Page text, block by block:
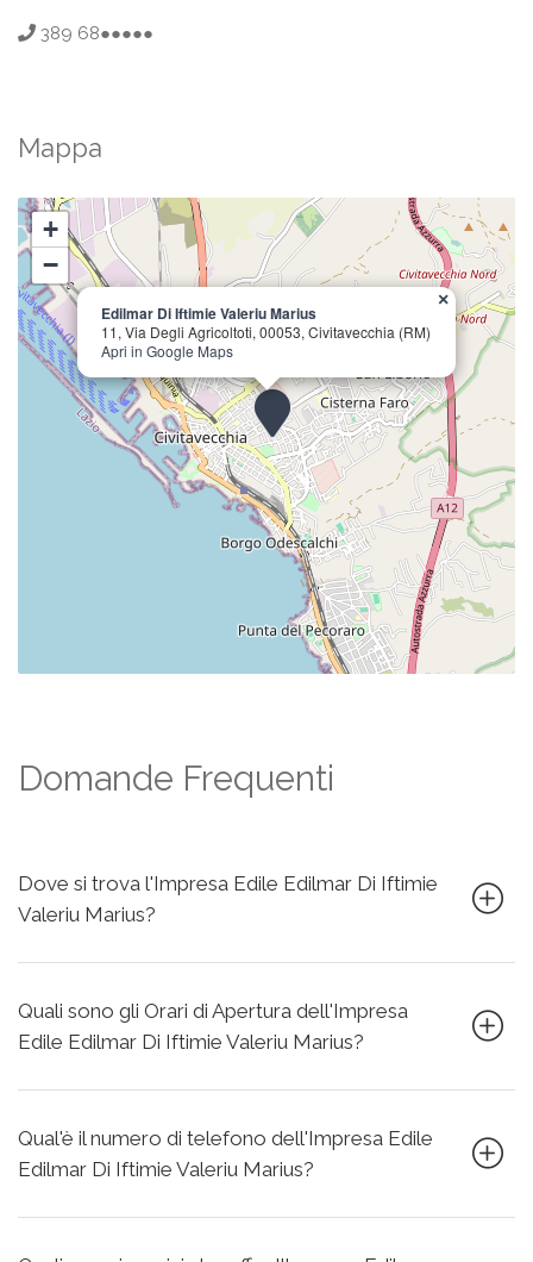
389 68●●●●●
Mappa
Edilmar Di Iftimie Valeriu Marius
11, Via Degli Agricoltoti, 00053, Civitavecchia (RM)
Apri in Google Maps
×
+
−
Domande Frequenti
Dove si trova l'Impresa Edile Edilmar Di Iftimie
Valeriu Marius?
Quali sono gli Orari di Apertura dell'Impresa
Edile Edilmar Di Iftimie Valeriu Marius?
Qual'è il numero di telefono dell'Impresa Edile
Edilmar Di Iftimie Valeriu Marius?